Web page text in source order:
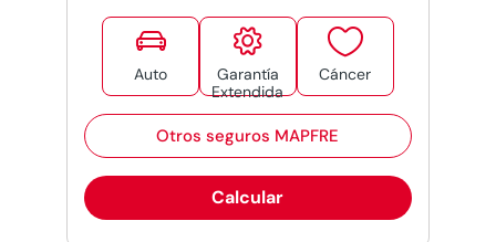

Auto

Garantía
Extendida

Cáncer
Otros seguros MAPFRE
Calcular